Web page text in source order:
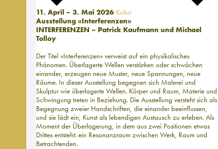
11. April – 3. Mai 2026 Kultur
Ausstellung «Interferenzen»
INTERFERENZEN – Patrick Kaufmann und Michael
Tolloy
Der Titel «Interferenzen» verweist auf ein physikalisches
Phänomen. Überlagerte Wellen verstärken oder schwächen
einander, erzeugen neue Muster, neue Spannungen, neue
Räume. In dieser Ausstellung begegnen sich Malerei und
Skulptur wie überlagerte Wellen. Körper und Raum, Materie und
Schwingung treten in Beziehung. Die Ausstellung versteht sich als
Begegnung zweier Handschriften, die einander beeinflussen,
und sie lädt ein, Kunst als lebendigen Austausch zu erleben. Als
Moment der Über­lagerung, in dem aus zwei Positionen etwas
Drittes entsteht: ein Resonanzraum zwischen Werk, Raum und
Betrachtenden.